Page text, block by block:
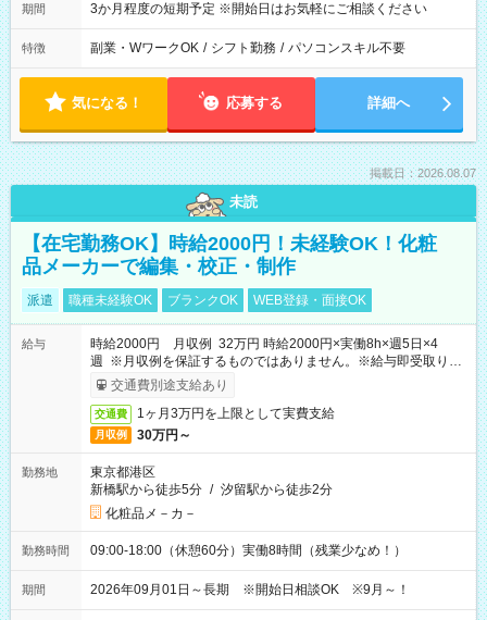
期間 3か月程度の短期予定 ※開始日はお気軽にご相談ください
特徴 副業・WワークOK / シフト勤務 / パソコンスキル不要
気になる！ 応募する 詳細へ
掲載日：2026.08.07
未読
【在宅勤務OK】時給2000円！未経験OK！化粧
品メーカーで編集・校正・制作
派遣 職種未経験OK ブランクOK WEB登録・面接OK
給与
時給2000円 月収例 32万円 時給2000円×実働8h×週5日×4
週 ※月収例を保証するものではありません。※給与即受取りサ
ービス利用可（利用条件有）
交通費別途支給あり
交通費 1ヶ月3万円を上限として実費支給
月収例 30万円～
勤務地
東京都港区
新橋駅から徒歩5分 / 汐留駅から徒歩2分
化粧品メ－カ－
勤務時間 09:00-18:00（休憩60分）実働8時間（残業少なめ！）
期間 2026年09月01日～長期 ※開始日相談OK ※9月～！